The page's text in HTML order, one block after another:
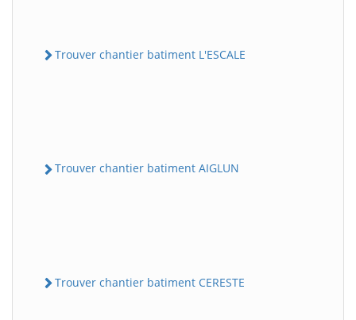
Trouver chantier batiment L'ESCALE
Trouver chantier batiment AIGLUN
Trouver chantier batiment CERESTE